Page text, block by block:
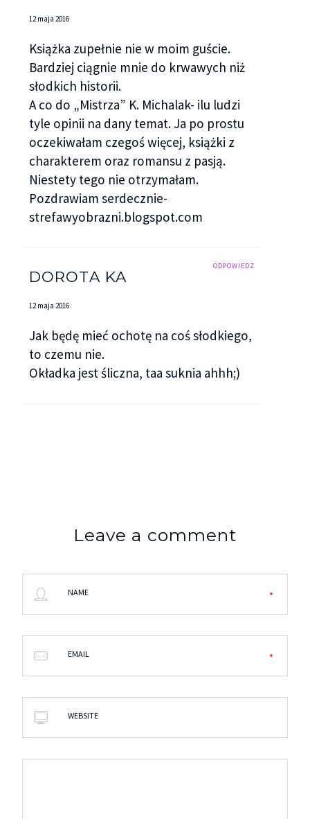
12 maja 2016
Książka zupełnie nie w moim guście.
Bardziej ciągnie mnie do krwawych niż
słodkich historii.
A co do „Mistrza” K. Michalak- ilu ludzi
tyle opinii na dany temat. Ja po prostu
oczekiwałam czegoś więcej, książki z
charakterem oraz romansu z pasją.
Niestety tego nie otrzymałam.
Pozdrawiam serdecznie-
strefawyobrazni.blogspot.com
ODPOWIEDZ
DOROTA KA
12 maja 2016
Jak będę mieć ochotę na coś słodkiego,
to czemu nie.
Okładka jest śliczna, taa suknia ahhh;)
Leave a comment
NAME
EMAIL
WEBSITE